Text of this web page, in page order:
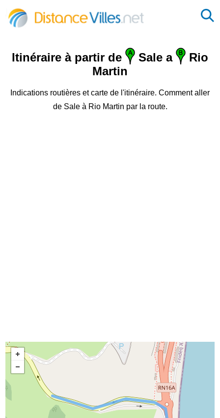
Itinéraire à partir de Sale a
Rio
Martin
Indications routières et carte de l'itinéraire. Comment aller
de Sale à Rio Martin par la route.